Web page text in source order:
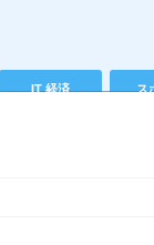
IT 経済 ス